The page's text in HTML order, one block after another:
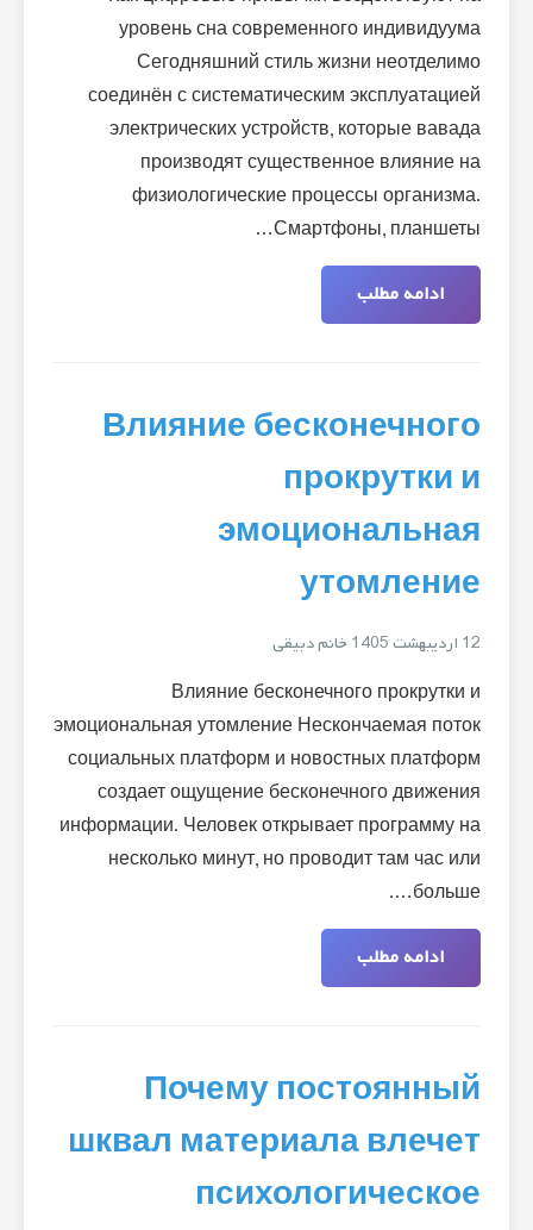
уровень сна современного индивидуума
Сегодняшний стиль жизни неотделимо
соединён с систематическим эксплуатацией
электрических устройств, которые вавада
производят существенное влияние на
физиологические процессы организма.
Смартфоны, планшеты…
ادامه مطلب
Влияние бесконечного
прокрутки и
эмоциональная
утомление
12 اردیبهشت 1405 خانم دبیقی
Влияние бесконечного прокрутки и
эмоциональная утомление Нескончаемая поток
социальных платформ и новостных платформ
создает ощущение бесконечного движения
информации. Человек открывает программу на
несколько минут, но проводит там час или
больше….
ادامه مطلب
Почему постоянный
шквал материала влечет
психологическое